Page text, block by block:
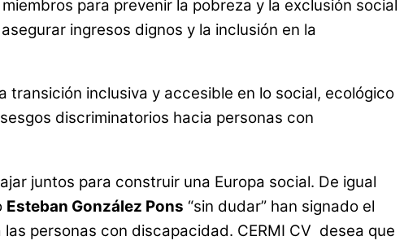
para prevenir la pobreza y la exclusión social
ingresos dignos y la inclusión en la
inclusiva y accesible en lo social, ecológico
discriminatorios hacia personas con
juntos para construir una Europa social. De igual
Esteban González Pons “sin dudar” han signado el
personas con discapacidad. CERMI CV desea que